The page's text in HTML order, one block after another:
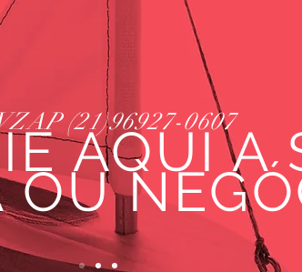
(21)96927-0607
AQUI A
OU